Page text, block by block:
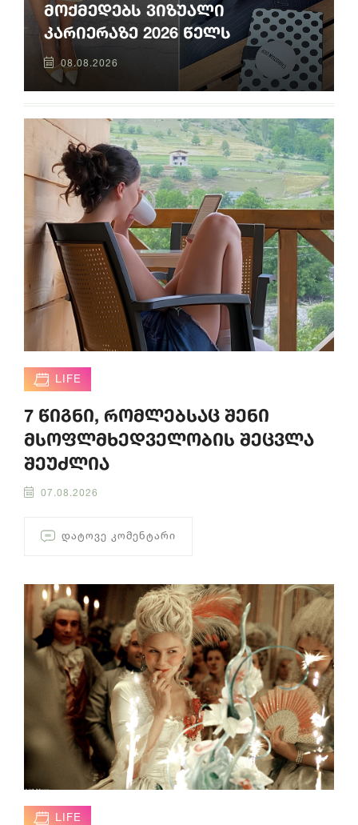
მოქმედებს ვიზუალი
კარიერაზე 2026 წელს
08.08.2026
LIFE
7 წიგნი, რომლებსაც შენი
მსოფლმხედველობის შეცვლა
შეუძლია
07.08.2026
ᲓᲐᲢᲝᲕᲔ ᲙᲝᲛᲔᲜᲢᲐᲠᲘ
LIFE